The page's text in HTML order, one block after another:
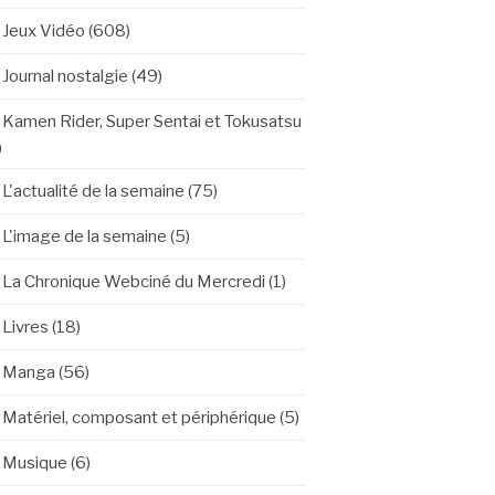
Jeux Vidéo (608)
Journal nostalgie (49)
Kamen Rider, Super Sentai et Tokusatsu
L'actualité de la semaine (75)
L'image de la semaine (5)
La Chronique Webciné du Mercredi (1)
Livres (18)
Manga (56)
Matériel, composant et périphérique (5)
Musique (6)